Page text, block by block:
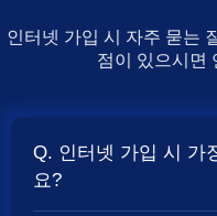
인터넷 가입 시 자주 묻는
점이 있으시면
Q. 인터넷 가입 시 가
요?